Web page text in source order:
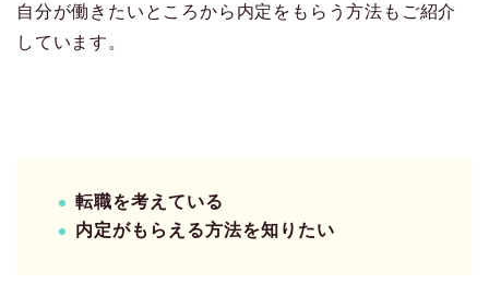
自分が働きたいところから内定をもらう方法もご紹介
しています。
転職を考えている
内定がもらえる方法を知りたい